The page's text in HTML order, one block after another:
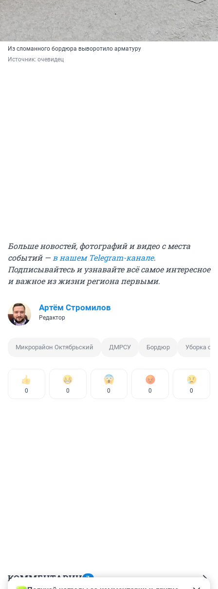
Из сломанного бордюра выворотило арматуру
Источник: очевидец
Больше новостей, фотографий и видео с места
событий — в нашем Telegram-канале.
Подписывайтесь и узнавайте всё самое интересное
и важное из жизни региона первыми.
Артём Стромилов
Редактор
Микрорайон Октябрьский ДМРСУ Бордюр Уборка
0 0 0 0 0
КОММЕНТАРИИ 7